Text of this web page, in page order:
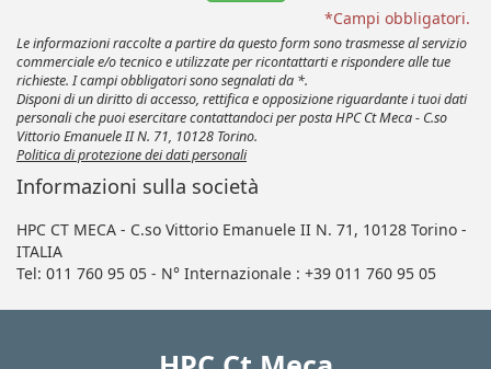
*Campi obbligatori.
Le informazioni raccolte a partire da questo form sono trasmesse al servizio
commerciale e/o tecnico e utilizzate per ricontattarti e rispondere alle tue
richieste. I campi obbligatori sono segnalati da *.
Disponi di un diritto di accesso, rettifica e opposizione riguardante i tuoi dati
personali che puoi esercitare contattandoci per posta HPC Ct Meca - C.so
Vittorio Emanuele II N. 71, 10128 Torino.
Politica di protezione dei dati personali
Informazioni sulla società
HPC CT MECA - C.so Vittorio Emanuele II N. 71, 10128 Torino -
ITALIA
Tel: 011 760 95 05 - N° Internazionale : +39 011 760 95 05